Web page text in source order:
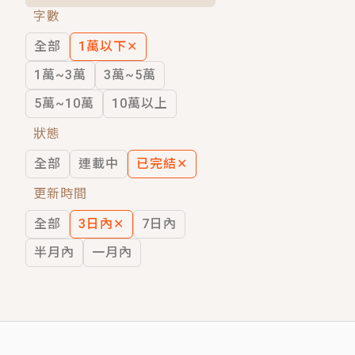
穿越｜《穿越遠古後成了野人娘子》你
字數
全部
1萬以下✕
1萬~3萬
3萬~5萬
5萬~10萬
10萬以上
狀態
全部
連載中 已完結✕
更新時間
全部
3日內 ✕
7日內
半月內
一月內